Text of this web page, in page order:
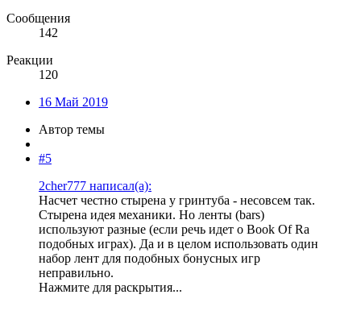
Сообщения
142
Реакции
120
16 Май 2019
Автор темы
#5
2cher777 написал(а):
Насчет честно стырена у гринтуба - несовсем так.
Стырена идея механики. Но ленты (bars)
используют разные (если речь идет о Book Of Ra
подобных играх). Да и в целом использовать один
набор лент для подобных бонусных игр
неправильно.
Нажмите для раскрытия...